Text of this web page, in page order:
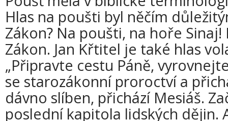
Hlas na poušti byl něčím
Zákon? Na poušti, na hoře
Zákon. Jan Křtitel je také hlas
„Připravte cestu Páně,
se starozákonní proroctví a
dávno slíben, přichází Mesiáš.
poslední kapitola lidských dějin.